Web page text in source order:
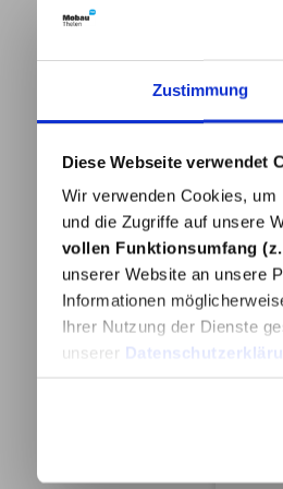
Zustimmung
Diese Webseite verwendet
Wir verwenden Cookies,
und die Zugriffe auf unsere
vollen Funktionsumfang
unserer Website an unsere
Informationen
Ihrer Nutzung der Dienste
unserer